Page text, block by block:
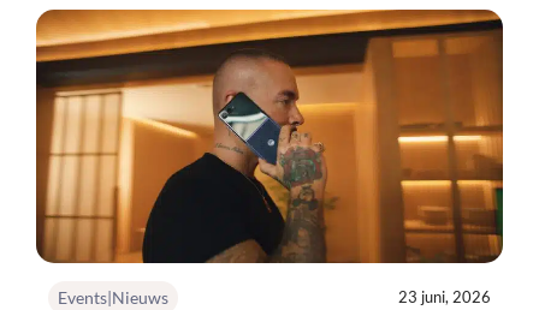
Events|Nieuws 23 juni, 2026